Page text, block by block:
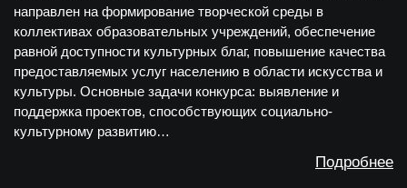
направлен на формирование творческой среды в
коллективах образовательных учреждений, обеспечение
равной доступности культурных благ, повышение качества
предоставляемых услуг населению в области искусства и
культуры. Основные задачи конкурса: выявление и
поддержка проектов, способствующих социально-
культурному развитию…
Подробнее